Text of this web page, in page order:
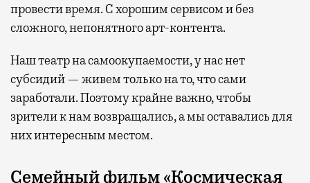
провести время. С хорошим сервисом и без
сложного, непонятного арт-контента.
Наш театр на самоокупаемости, у нас нет
субсидий — живем только на то, что сами
заработали. Поэтому крайне важно, чтобы
зрители к нам возвращались, а мы оставались для
них интересным местом.
Семейный фильм«Космическая